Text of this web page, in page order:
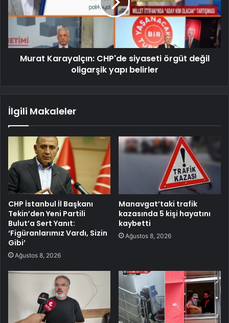
Murat Karayalçın: CHP'de siyaseti örgüt değil
oligarşik yapı belirler
İlgili Makaleler
CHP İstanbul İl Başkanı
Tekin’den Yeni Partili
Bulut’a Sert Yanıt:
‘Figüranlarımız Vardı, Sizin
Gibi’
Ağustos 8, 2026
Manavgat’taki trafik
kazasında 5 kişi hayatını
kaybetti
Ağustos 8, 2026